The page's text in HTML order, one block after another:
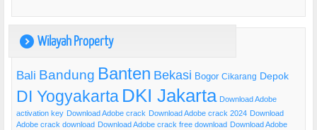
) Wilayah Property
Bali Bandung Banten Bekasi Bogor Cikarang Depok
DI Yogyakarta DKI Jakarta Download Adobe
activation key Download Adobe crack Download Adobe crack 2024 Download
Adobe crack download Download Adobe crack free download Download Adobe